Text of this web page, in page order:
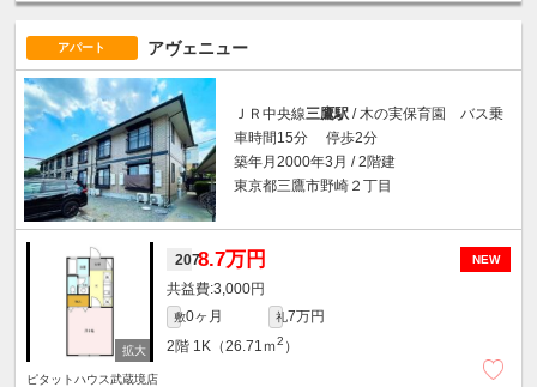
アパート アヴェニュー
ＪＲ中央線三鷹駅 / 木の実保育園 バス乗
車時間15分 停歩2分
築年月2000年3月 / 2階建
東京都三鷹市野崎２丁目
NEW
2078.7万円
3,000円
敷0ヶ月 礼7万円
2階 1K（26.71ｍ2 ）
ピタットハウス武蔵境店